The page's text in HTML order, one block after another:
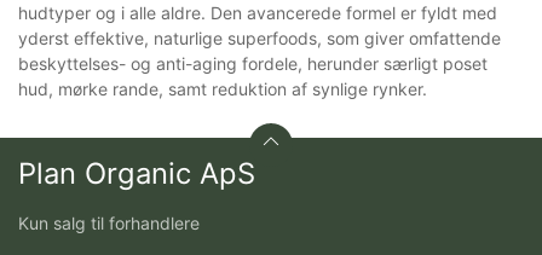
hudtyper og i alle aldre. Den avancerede formel er fyldt med
yderst effektive, naturlige superfoods, som giver omfattende
beskyttelses- og anti-aging fordele, herunder særligt poset
hud, mørke rande, samt reduktion af synlige rynker.
Plan Organic ApS
Kun salg til forhandlere